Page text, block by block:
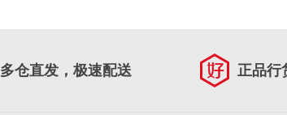
多仓直发，极速配送 正品行